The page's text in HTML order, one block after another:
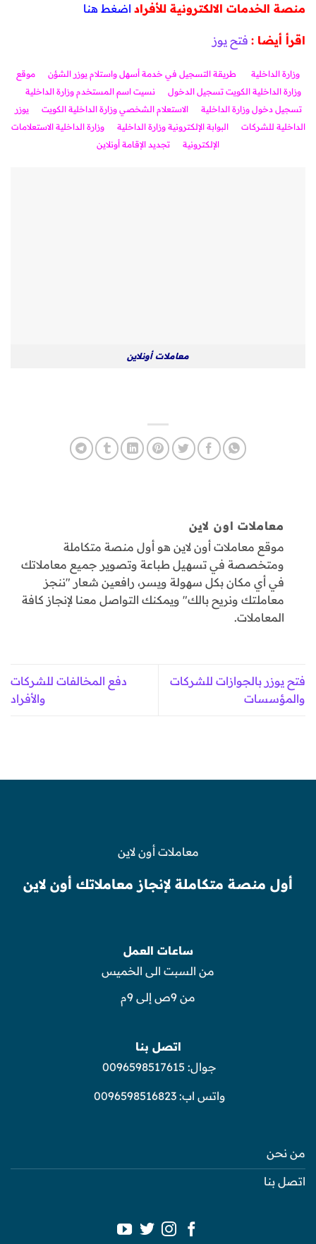
منصة الخدمات الالكترونية للأفراد اضغط هنا
اقرأ أيضا : فتح يوز
وزارة الداخلية طريقة التسجيل في خدمة أسهل واستلام يوزر الشؤن
موقع
وزارة الداخلية الكويت تسجيل الدخول
نسيت اسم المستخدم وزارة الداخلية
تسجيل دخول وزارة الداخلية
الاستعلام الشخصي وزارة الداخلية الكويت
يوزر
الداخلية للشركات
البوابة الإلكترونية وزارة الداخلية
وزارة الداخلية الاستعلامات
الإلكترونية
تجديد الإقامة أونلاين
معاملات أونلاين
معاملات اون لاين
موقع معاملات أون لاين هو أول منصة متكاملة
ومتخصصة في تسهيل طباعة وتصوير جميع معاملاتك
في أي مكان بكل سهولة ويسر، رافعين شعار "ننجز
معاملتك ونريح بالك" ويمكنك التواصل معنا لإنجاز كافة
المعاملات.
فتح يوزر بالجوازات للشركات
والمؤسسات
دفع المخالفات للشركات
والأفراد
معاملات أون لاين
أول منصة متكاملة لإنجاز معاملاتك أون لاين
ساعات العمل
من السبت الى الخميس
من 9ص إلى 9م
اتصل بنا
جوال: 0096598517615
واتس اب:0096598516823
من نحن
اتصل بنا